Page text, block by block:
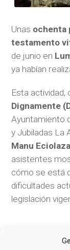
Unas ochenta
testamento
de junio en
ya habían
Esta actividad,
Dignamente
Ayuntamiento
y Jubiladas La
Manu Eciolaza
asistentes
cómo se está
dificultades
legislación